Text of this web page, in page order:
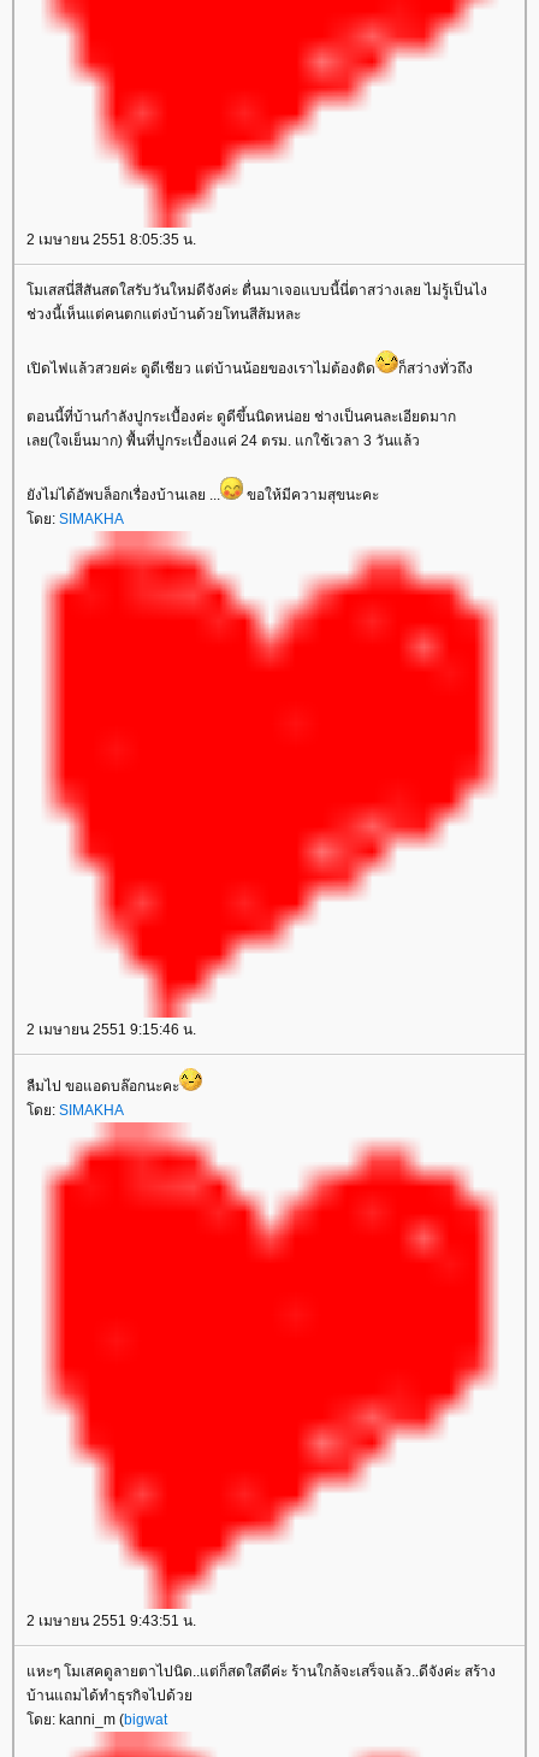
2 เมษายน 2551 8:05:35 น.
มเสสนี่สีสันสดใสรับวันใหม่ดีจังค่ะ ตื่นมาเจอแบบนี้นี่ตาสว่างเลย ไม่รู้เป็นไง
ช่วงนี้เห็นแต่คนตกแต่งบ้านด้วยโทนสีส้มหละ
เปิดไฟแล้วสวยค่ะ ดูดีเชียว แต่บ้านน้อยของเราไม่ต้องติด ก็สว่างทั่วถึง
ตอนนี้ที่บ้านกำลังปูกระเบื้องค่ะ ดูดีขึ้นนิดหน่อย ช่างเป็นคนละเอียดมาก
เลย(ใจเย็นมาก) พื้นที่ปูกระเบื้องแค่ 24 ตรม. แกใช้เวลา 3 วันแล้ว
ังไม่ได้อัพบล็อกเรื่องบ้านเลย ...
ขอให้มีความสุขนะคะ
ดย: SIMAKHA
2 เมษายน 2551 9:15:46 น.
ลืมไป ขอแอดบล๊อกนะคะ
ดย: SIMAKHA
2 เมษายน 2551 9:43:51 น.
หะๆ โมเสคดูลายตาไปนิด..แต่ก็สดใสดีค่ะ ร้านใกล้จะเสร็จแล้ว..ดีจังค่ะ สร้าง
บ้านแถมได้ทำธุรกิจไปด้ว
ดย: kanni_m (bigwat